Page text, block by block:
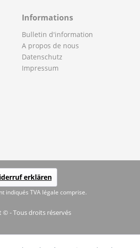
Informations
Bulletin d'information
A propos de nous
Datenschutz
Impressum
erklären
indiqués TVA légale comprise.
© - Tous droits réservés